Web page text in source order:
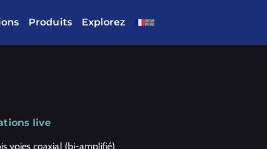
Produits Explorez
live
voies coaxial (bi-amplifié)